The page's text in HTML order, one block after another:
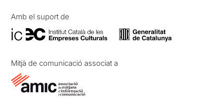
Amb el suport de
Mitjà de comunicació associat a